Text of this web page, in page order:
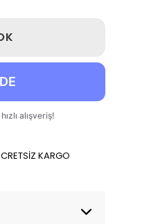
KARGO